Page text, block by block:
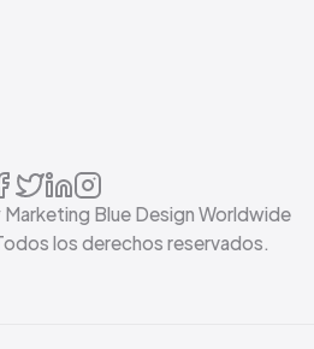
Blue Design Worldwide
los derechos reservados.